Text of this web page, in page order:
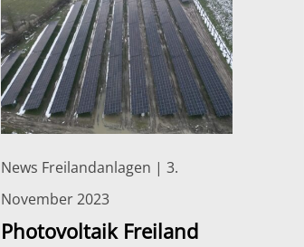
News Freilandanlagen | 3.
November 2023
Photovoltaik Freiland